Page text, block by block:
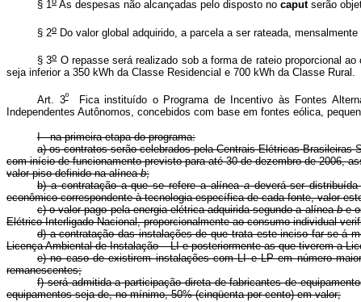
§ 1 As despesas não alcançadas pelo disposto no caputserão
§ 2o Do valor global adquirido, a parcela a ser rateada,
§ 3oO repasse será realizado sob a forma de rateio proporcional
seja inferior a 350 kWh da Classe Residencial e 700 kWh da Classe Rural.
Art. 3ºFica instituído o Programa de Incentivo às Fontes
Independentes Autônomos, concebidos com base em fontes eólica,
I - na primeira etapa do programa:
a) os contratos serão celebrados pela Centrais Elétricas
com início de funcionamento previsto para até 30 de dezembro de 2006,
valor piso definido na alíneab;
b) a contratação a que se refere a alíneaadeverá ser distribuída
econômico correspondente à tecnologia específica de cada fonte, valor
c) o valor pago pela energia elétrica adquirida segundo a alíneabe
Elétrico Interligado Nacional, proporcionalmente ao consumo individual
d) a contratação das instalações de que trata este inciso far-se-á
Licença Ambiental de Instalação – LI e posteriormente as que tiverem a
e) no caso de existirem instalações com LI e LP em número
remanescentes;
f) será admitida a participação direta de fabricantes de
equipamentos seja de, no mínimo, 50% (cinqüenta por cento) em valor;